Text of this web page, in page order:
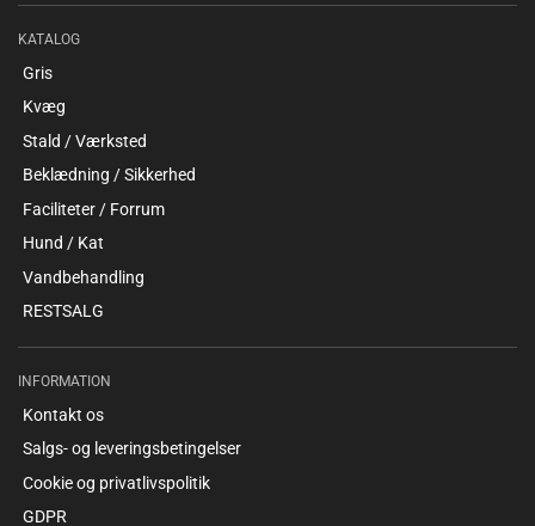
KATALOG
Gris
Kvæg
Stald / Værksted
Beklædning / Sikkerhed
Faciliteter / Forrum
Hund / Kat
Vandbehandling
RESTSALG
INFORMATION
Kontakt os
Salgs- og leveringsbetingelser
Cookie og privatlivspolitik
GDPR